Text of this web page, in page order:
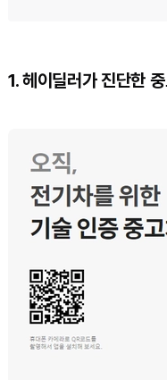
1. 헤이딜러가 진단한